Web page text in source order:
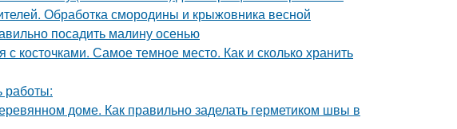
Обработка смородины и крыжовника весной
посадить малину осенью
косточками. Самое темное место. Как и сколько хранить
работы:
доме. Как правильно заделать герметиком швы в